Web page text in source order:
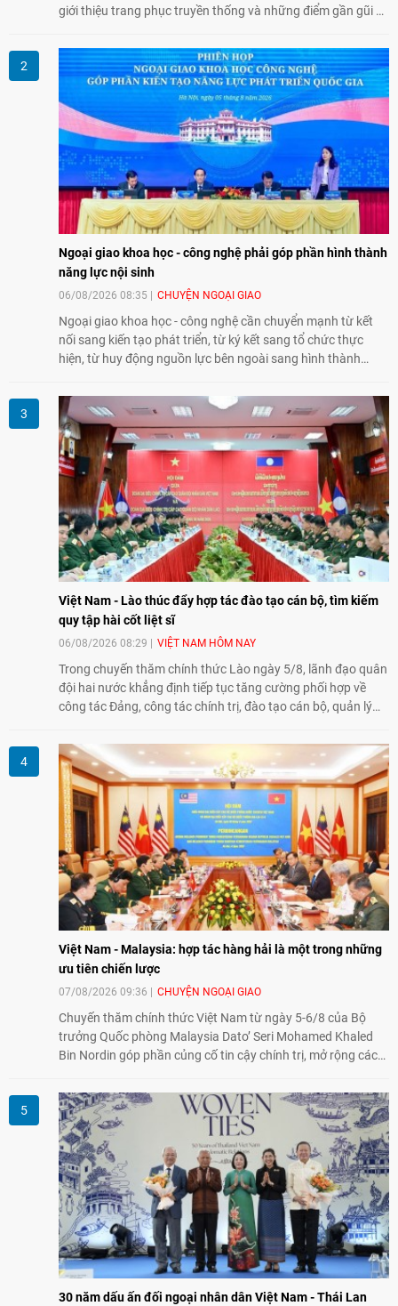
giới thiệu trang phục truyền thống và những điểm gần gũi về
giao lưu nhân dân trong chặng đường nửa thế kỷ quan hệ
song phương.
Ngoại giao khoa học - công nghệ phải góp phần hình thành
năng lực nội sinh
06/08/2026 08:35 CHUYỆN NGOẠI GIAO
Ngoại giao khoa học - công nghệ cần chuyển mạnh từ kết
nối sang kiến tạo phát triển, từ ký kết sang tổ chức thực
hiện, từ huy động nguồn lực bên ngoài sang hình thành
nghệ, đổi mới sáng tạo và chuyển đổi số trở thành động lực
phát triển đất nước.
Việt Nam - Lào thúc đẩy hợp tác đào tạo cán bộ, tìm kiếm
quy tập hài cốt liệt sĩ
06/08/2026 08:29 VIỆT NAM HÔM NAY
Trong chuyến thăm chính thức Lào ngày 5/8, lãnh đạo quân
đội hai nước khẳng định tiếp tục tăng cường phối hợp về
công tác Đảng, công tác chính trị, đào tạo cán bộ, quản lý
sâu sắc hơn quan hệ hữu nghị đặc biệt Việt Nam - Lào.
Việt Nam - Malaysia: hợp tác hàng hải là một trong những
ưu tiên chiến lược
07/08/2026 09:36 CHUYỆN NGOẠI GIAO
Chuyến thăm chính thức Việt Nam từ ngày 5-6/8 của Bộ
trưởng Quốc phòng Malaysia Dato’ Seri Mohamed Khaled
Bin Nordin góp phần củng cố tin cậy chính trị, mở rộng các
Malaysia theo hướng ngày càng thực chất.
30 năm dấu ấn đối ngoại nhân dân Việt Nam - Thái Lan